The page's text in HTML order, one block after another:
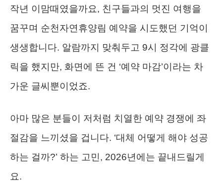
작년 이맘때였을까요, 친구들과의 멋진 여행을
꿈꾸며 순천자연휴양림 예약을 시도했던 기억이
생생합니다. 알람까지 맞춰두고 9시 정각에 광클
릭을 했지만, 화면에 뜬 건 ‘예약 마감’이라는 차
가운 글씨뿐이었죠.
아마 많은 분들이 저처럼 치열한 예약 경쟁에 좌
절감을 느끼셨을 겁니다. ‘대체 어떻게 해야 성공
하는 걸까?’ 하는 고민, 2026년에는 끝내드릴게
요.